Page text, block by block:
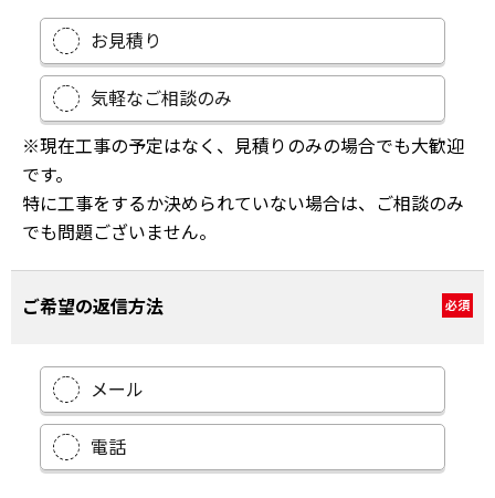
お見積り
気軽なご相談のみ
※現在工事の予定はなく、見積りのみの場合でも大歓迎
です。
特に工事をするか決められていない場合は、ご相談のみ
でも問題ございません。
ご希望の返信方法 必須
メール
電話